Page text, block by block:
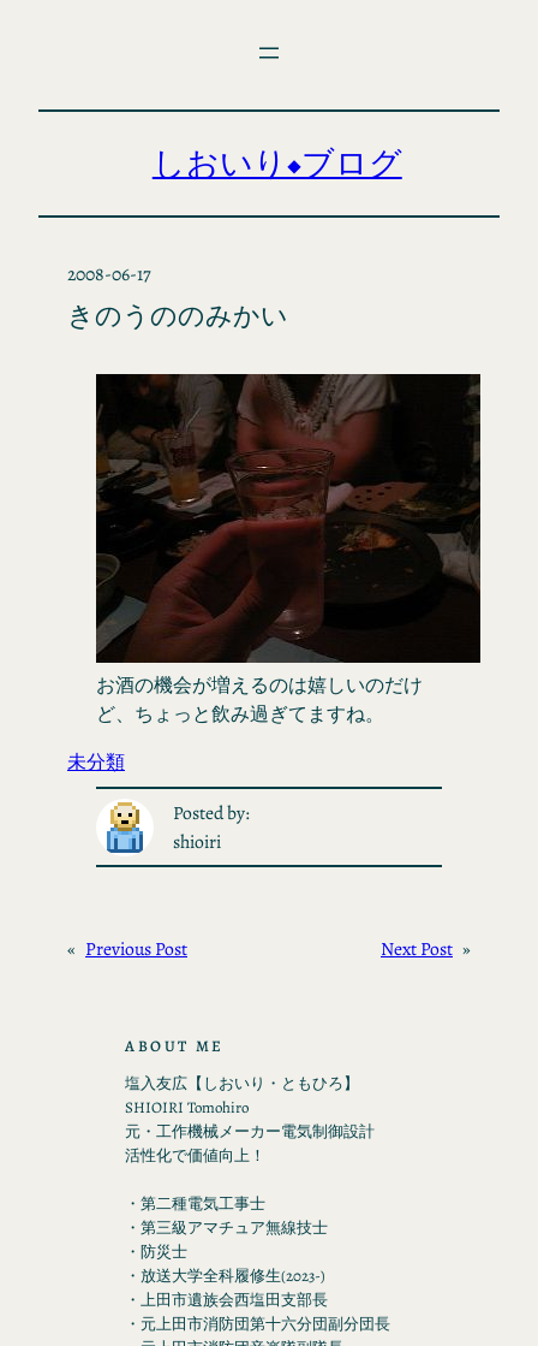
しおいり◆ブログ
2008-06-17
きのうののみかい
お酒の機会が増えるのは嬉しいのだけ
ど、ちょっと飲み過ぎてますね。
未分類
Posted by:
shioiri
« Previous Post Next Post »
ABOUT ME
塩入友広【しおいり・ともひろ】
SHIOIRI Tomohiro
元・工作機械メーカー電気制御設計
活性化で価値向上！
・第二種電気工事士
・第三級アマチュア無線技士
・防災士
・放送大学全科履修生(2023-)
・上田市遺族会西塩田支部長
・元上田市消防団第十六分団副分団長